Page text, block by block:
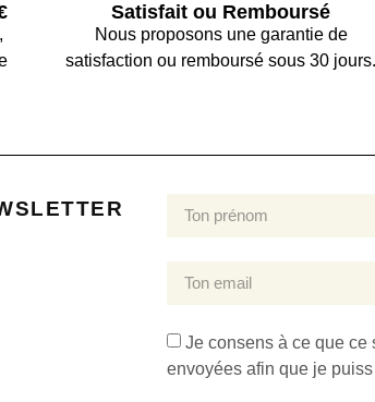
Satisfait ou Remboursé
Nous proposons une garantie de
satisfaction ou remboursé sous 30 jours.
Je consens à ce que ce
envoyées afin que je